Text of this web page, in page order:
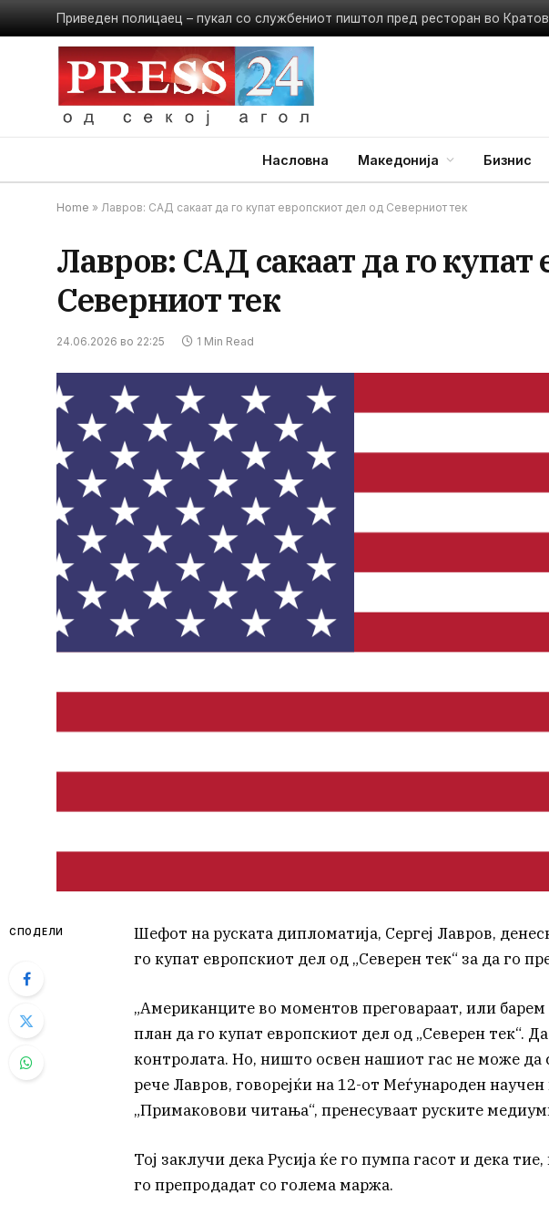
Приведен полицаец – пукал со службениот пиштол пред ресторан во
Насловна Македонија Бизнис
Home » Лавров: САД сакаат да го купат европскиот дел од Северниот тек
Лавров: САД сакаат да го купат
Северниот тек
24.06.2026 во 22:25 1 Min Read
СПОДЕЛИ
Шефот на руската дипломатија, Сергеј Лавров,
го купат европскиот дел од „Северен тек“ за да го
„Американците во моментов преговараат, или
план да го купат европскиот дел од „Северен тек“.
контролата. Но, ништо освен нашиот гас не може да
рече Лавров, говорејќи на 12-от Меѓународен
„Примаковови читања“, пренесуваат руските
Тој заклучи дека Русија ќе го пумпа гасот и дека
го препродадат со голема маржа.